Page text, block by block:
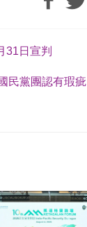
31日宣判
民黨團認有瑕